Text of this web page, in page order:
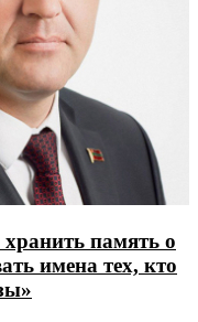
память о
имена тех, кто